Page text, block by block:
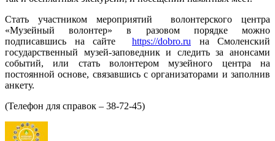
Стать участником мероприятий волонтерского центра
«Музейный волонтер» в разовом порядке можно
подписавшись на сайте https://dobro.ru на Смоленский
государственный музей-заповедник и следить за анонсами
событий, или стать волонтером музейного центра на
постоянной основе, связавшись с организаторами и заполнив
анкету.
(Телефон для справок – 38-72-45)